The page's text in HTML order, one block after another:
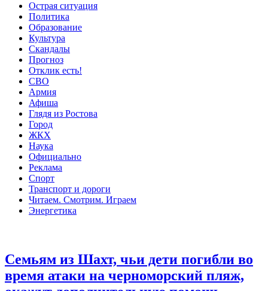
Острая ситуация
Политика
Образование
Культура
Скандалы
Прогноз
Отклик есть!
СВО
Армия
Афиша
Глядя из Ростова
Город
ЖКХ
Наука
Официально
Реклама
Спорт
Транспорт и дороги
Читаем. Смотрим. Играем
Энергетика
Семьям из Шахт, чьи дети погибли во
время атаки на черноморский пляж,